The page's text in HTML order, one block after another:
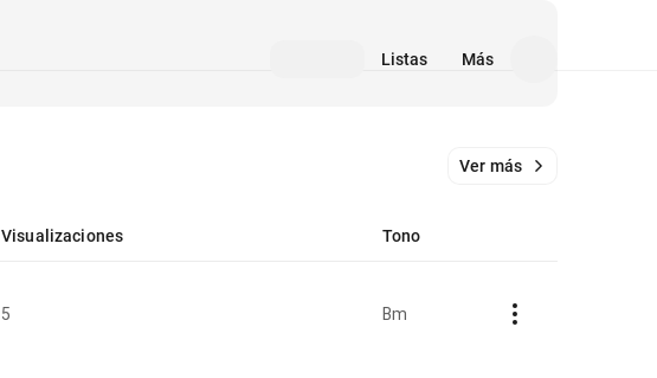
Listas Más
Ver más
Visualizaciones Tono
5 Bm